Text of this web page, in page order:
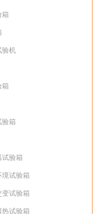
箱
验机
箱
验箱
试验箱
境试验箱
变试验箱
热试验箱